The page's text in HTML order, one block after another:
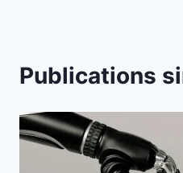
Publications